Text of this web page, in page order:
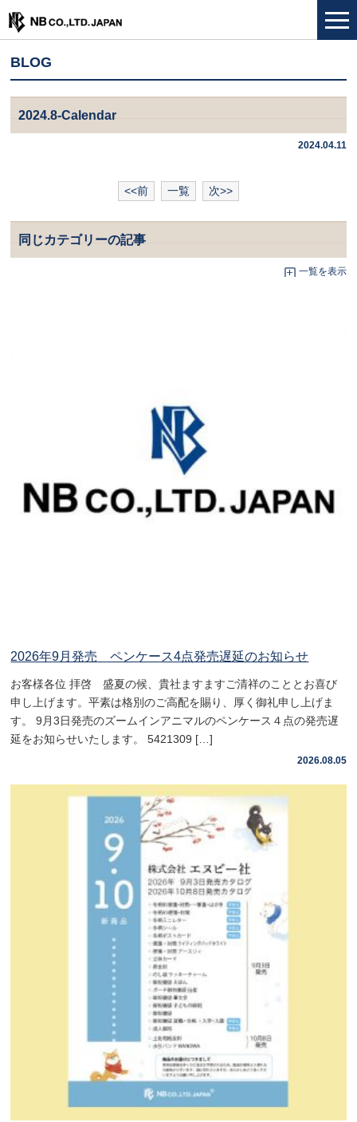
BLOG
2024.8-Calendar
2024.04.11
<<前 一覧 次>>
同じカテゴリーの記事
一覧を表示
2026年9月発売 ペンケース4点発売遅延のお知らせ
お客様各位 拝啓 盛夏の候、貴社ますますご清祥のこととお喜び
申し上げます。平素は格別のご高配を賜り、厚く御礼申し上げま
す。 9月3日発売のズームインアニマルのペンケース４点の発売遅
延をお知らせいたします。 5421309 […]
2026.08.05